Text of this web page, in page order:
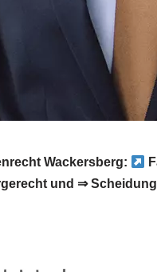
Wackersberg:
und ⇒